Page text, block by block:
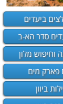
ביעדים
סדר הא-ב
מלון
פארק מים
ביוון